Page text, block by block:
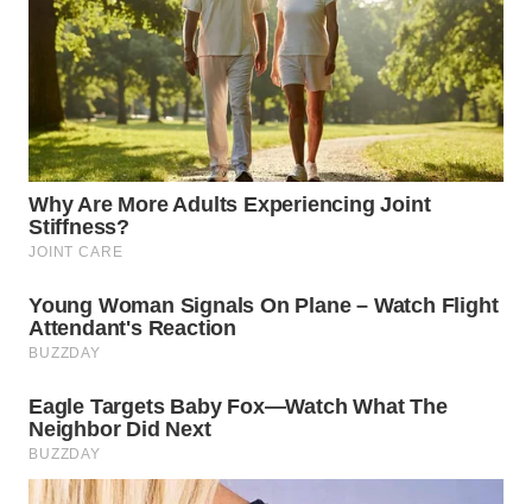
SUMEDANG
WN
CIANJUR
WN
KEPULAUAN
SERIBU
TANGERANG
BINJAI
WN
CIREBON